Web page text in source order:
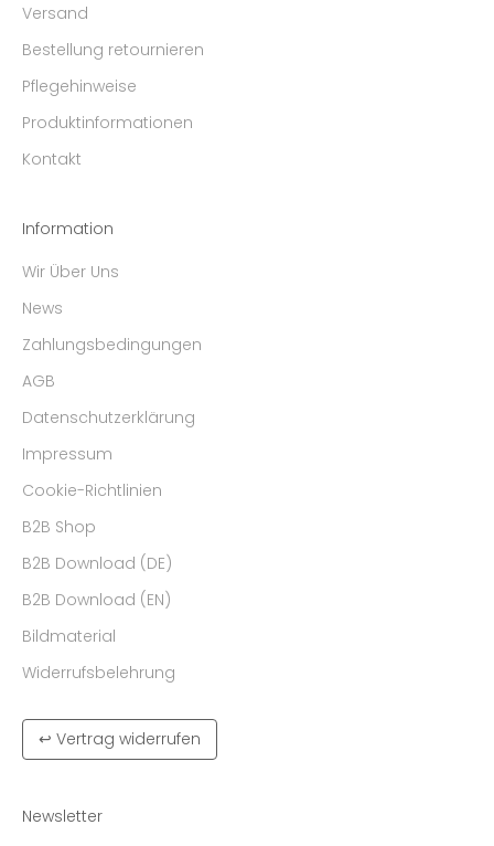
Versand
Bestellung retournieren
Pflegehinweise
Produktinformationen
Kontakt
Information
Wir Über Uns
News
Zahlungsbedingungen
AGB
Datenschutzerklärung
Impressum
Cookie-Richtlinien
B2B Shop
B2B Download (DE)
B2B Download (EN)
Bildmaterial
Widerrufsbelehrung
↩ Vertrag widerrufen
Newsletter